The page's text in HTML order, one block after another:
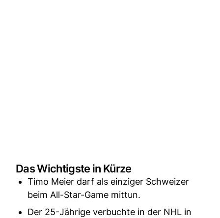
Das Wichtigste in Kürze
Timo Meier darf als einziger Schweizer
beim All-Star-Game mittun.
Der 25-Jährige verbuchte in der NHL in